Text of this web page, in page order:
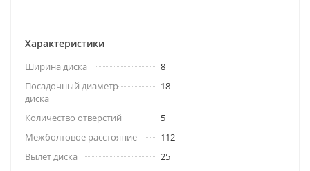
Характеристики
Ширина диска
8
Посадочный диаметр
диска
18
Количество отверстий
5
Межболтовое расстояние
112
Вылет диска
25